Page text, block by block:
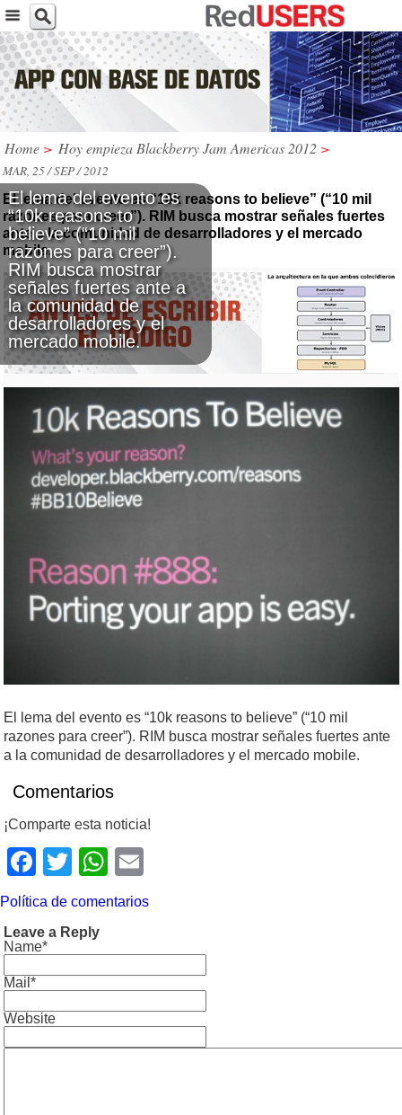
Home > Hoy empieza Blackberry Jam Americas 2012 >
MAR, 25 / SEP / 2012
El lema del evento es
“10k reasons to
believe” (“10 mil
razones para creer”).
RIM busca mostrar
señales fuertes ante a
la comunidad de
desarrolladores y el
mercado mobile.
El lema del evento es “10k reasons to believe” (“10 mil
razones para creer”). RIM busca mostrar señales fuertes
ante a la comunidad de desarrolladores y el mercado
mobile.
El lema del evento es “10k reasons to believe” (“10 mil
razones para creer”). RIM busca mostrar señales fuertes ante
a la comunidad de desarrolladores y el mercado mobile.
Comentarios
¡Comparte esta noticia!
Facebook
TwitterWhatsApp
Política de comentarios
Leave a Reply
Name*
Mail*
Website